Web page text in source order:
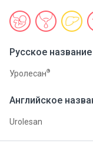
Русское
Уролесан®
Английское
Urolesan